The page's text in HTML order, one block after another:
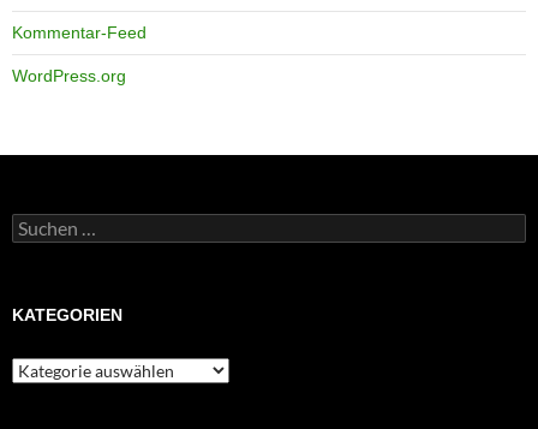
Kommentar-Feed
WordPress.org
Suchen
nach:
KATEGORIEN
Kategorien